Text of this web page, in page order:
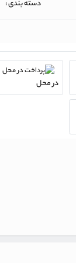
دسته بندی :
در محل